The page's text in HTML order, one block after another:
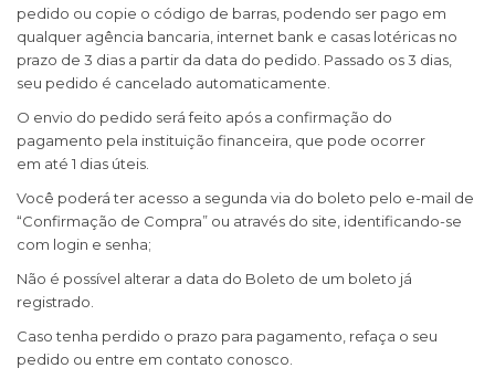
pedido ou copie o código de barras, podendo ser pago em
qualquer agência bancaria, internet bank e casas lotéricas no
prazo de 3 dias a partir da data do pedido. Passado os 3 dias,
seu pedido é cancelado automaticamente.
O envio do pedido será feito após a confirmação do
pagamento pela instituição financeira, que pode ocorrer
em até 1 dias úteis.
Você poderá ter acesso a segunda via do boleto pelo e-mail de
“Confirmação de Compra” ou através do site, identificando-se
com login e senha;
Não é possível alterar a data do Boleto de um boleto já
registrado.
Caso tenha perdido o prazo para pagamento, refaça o seu
pedido ou entre em contato conosco.